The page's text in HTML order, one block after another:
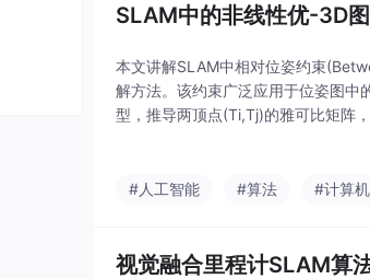
SLAM中的非线性优-3D
本文讲解SLAM中相对位姿约束
解方法。该约束广泛应用于位姿图中
型，推导两顶点(Ti,Tj)的雅可比矩阵
#人工智能 #算法 #计算
视觉融合里程计SLAM算